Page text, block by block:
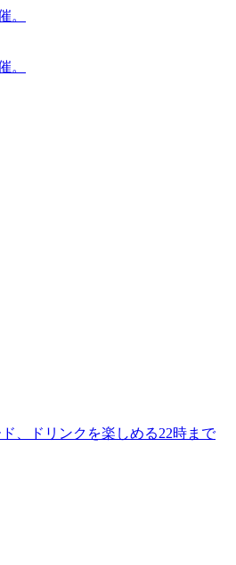
。
。
、ドリンクを楽しめる22時まで